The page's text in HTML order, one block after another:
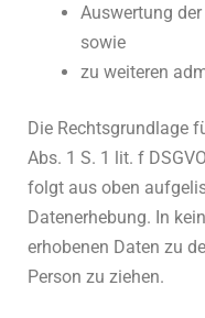
Auswertung
sowie
zu weiteren
Die Rechtsgrundlage
Abs. 1 S. 1 lit. f
folgt aus oben
Datenerhebung. In
erhobenen Daten zu
Person zu ziehen.